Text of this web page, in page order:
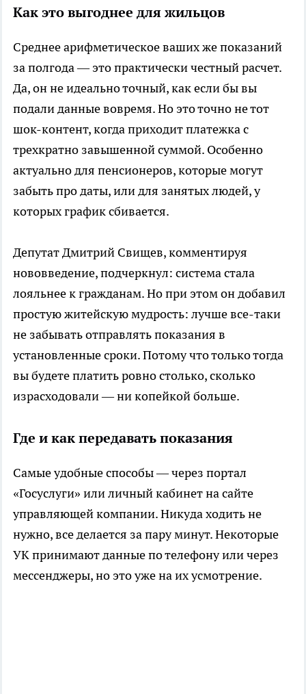
Как это выгоднее для жильцов
Среднее арифметическое ваших же показаний
за полгода — это практически честный расчет.
Да, он не идеально точный, как если бы вы
подали данные вовремя. Но это точно не тот
шок-контент, когда приходит платежка с
трехкратно завышенной суммой. Особенно
актуально для пенсионеров, которые могут
забыть про даты, или для занятых людей, у
которых график сбивается.
Депутат Дмитрий Свищев, комментируя
нововведение, подчеркнул: система стала
лояльнее к гражданам. Но при этом он добавил
простую житейскую мудрость: лучше все-таки
не забывать отправлять показания в
установленные сроки. Потому что только тогда
вы будете платить ровно столько, сколько
израсходовали — ни копейкой больше.
Где и как передавать показания
Самые удобные способы — через портал
«Госуслуги» или личный кабинет на сайте
управляющей компании. Никуда ходить не
нужно, все делается за пару минут. Некоторые
УК принимают данные по телефону или через
мессенджеры, но это уже на их усмотрение.